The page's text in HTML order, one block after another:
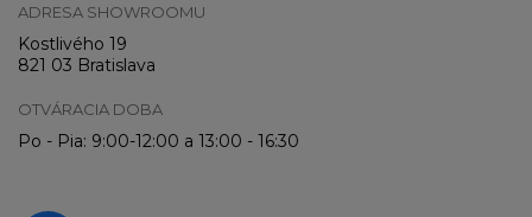
ADRESA SHOWROOMU
Kostlivého 19
821 03 Bratislava
OTVÁRACIA DOBA
Po - Pia: 9:00-12:00 a 13:00 - 16:30